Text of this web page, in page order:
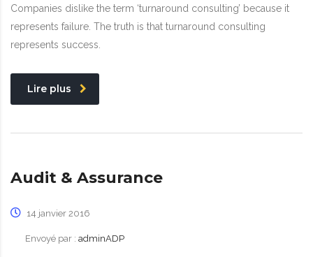
Companies dislike the term ‘turnaround consulting’ because it
represents failure. The truth is that turnaround consulting
represents success.
Lire plus
Audit & Assurance
14 janvier 2016
Envoyé par : adminADP